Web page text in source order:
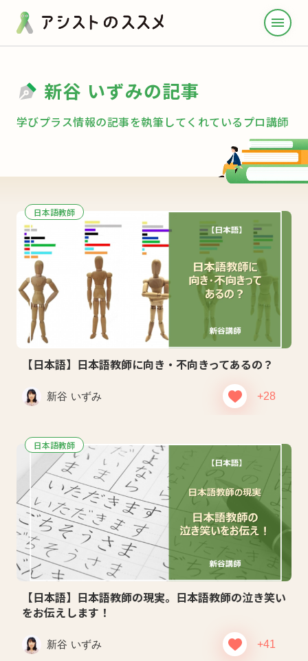
menu
新谷 いずみの記事
学びプラス情報の記事を執筆してくれているプロ講師
【日本語】日本語教師に向き・不向きってあるの？
新谷 いずみ +28
日本語教師
【日本語】日本語教師の現実。日本語教師の泣き笑い
をお伝えします！
新谷 いずみ +41
日本語教師